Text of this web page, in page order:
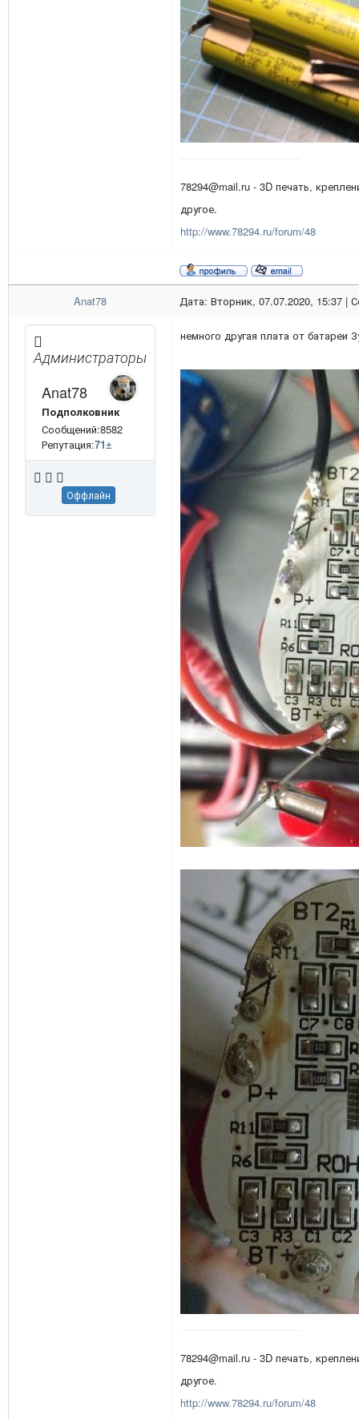
78294@mail.ru - 3D печать,
другое.
http://www.78294.ru/forum/48
Anat78 Дата: Вторник, 07.07.2020, 15:37 |
Администраторы
Anat78
Подполковник
Сообщений:8582
Репутация:71±
Оффлайн
немного другая плата от батареи
78294@mail.ru - 3D печать,
другое.
http://www.78294.ru/forum/48